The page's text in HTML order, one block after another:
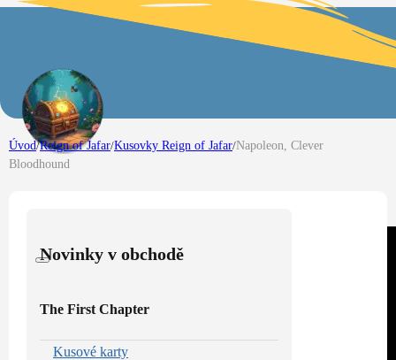
Úvod/Reign of Jafar/Kusovky Reign of Jafar/Napoleon, Clever
Bloodhound
Novinky v obchodě
The First Chapter
Kusové karty